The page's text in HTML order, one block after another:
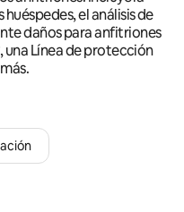
el análisis de
daños para anfitriones
una Línea de protección